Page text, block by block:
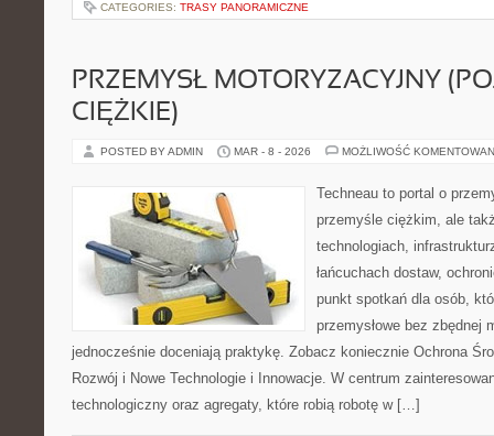
CATEGORIES: TRASY PANORAMICZNE
PRZEMYSŁ MOTORYZACYJNY
CIĘŻKIE)
POSTED BY ADMIN MAR - 8 - 2026 MOŻLIWOŚĆ
Techneau to portal o
przemyśle ciężkim, ale
technologiach,
łańcuchach dostaw,
punkt spotkań dla osób,
przemysłowe bez zbędnej
jednocześnie doceniają praktykę. Zobacz koniecznie Ochrona
Rozwój i Nowe Technologie i Innowacje. W centrum
technologiczny oraz agregaty, które robią robotę w […]